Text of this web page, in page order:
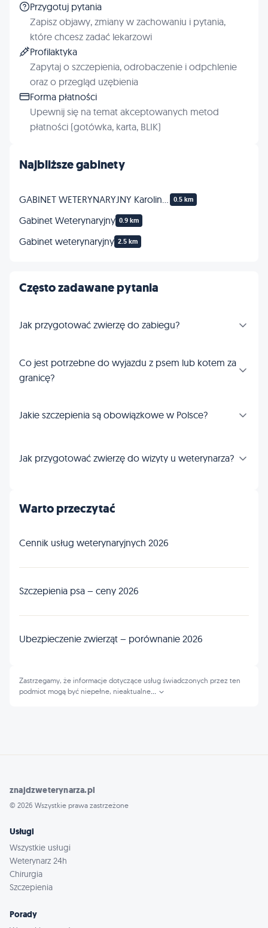
Najbliższe gabinety
0.5 km
Gabinet Weterynaryjny 0.9 km
Gabinet weterynaryjny 2.5 km
Często zadawane pytania
Jak przygotować zwierzę do zabiegu?
Co jest potrzebne do wyjazdu z psem lub kotem za
granicę?
Jakie szczepienia są obowiązkowe w Polsce?
Jak przygotować zwierzę do wizyty u weterynarza?
Przygotuj pytania
Zapisz objawy, zmiany w zachowaniu i pytania,
które chcesz zadać lekarzowi
Profilaktyka
Zapytaj o szczepienia, odrobaczenie i odpchlenie
oraz o przegląd uzębienia
Forma płatności
Upewnij się na temat akceptowanych metod
płatności (gotówka, karta, BLIK)
Warto przeczytać
Cennik usług weterynaryjnych 2026
Szczepienia psa – ceny 2026
Ubezpieczenie zwierząt – porównanie 2026
Zastrzegamy, że informacje dotyczące usług świadczonych przez ten
podmiot mogą być niepełne, nieaktualne
znajdzweterynarza.pl
© 2026 Wszystkie prawa zastrzeżone
Usługi
Wszystkie usługi
Weterynarz 24h
Chirurgia
Szczepienia
Porady